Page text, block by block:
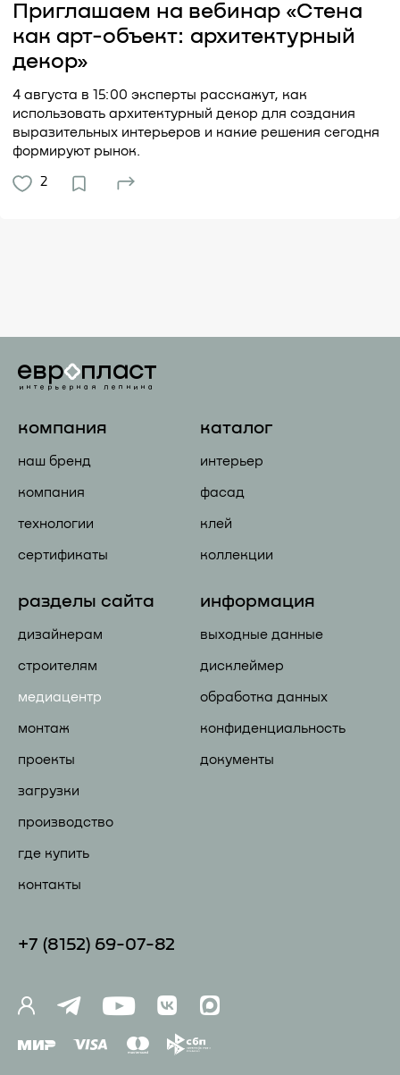
Приглашаем на вебинар «Стена
как арт-объект: архитектурный
декор»
4 августа в 15:00 эксперты расскажут, как
использовать архитектурный декор для создания
выразительных интерьеров и какие решения сегодня
формируют рынок.
2
компания
наш бренд
компания
технологии
сертификаты
каталог
интерьер
фасад
клей
коллекции
разделы сайта
дизайнерам
строителям
медиацентр
монтаж
проекты
загрузки
производство
где купить
контакты
информация
выходные данные
дисклеймер
обработка данных
конфиденциальность
документы
+7 (81 52) 69-07-82